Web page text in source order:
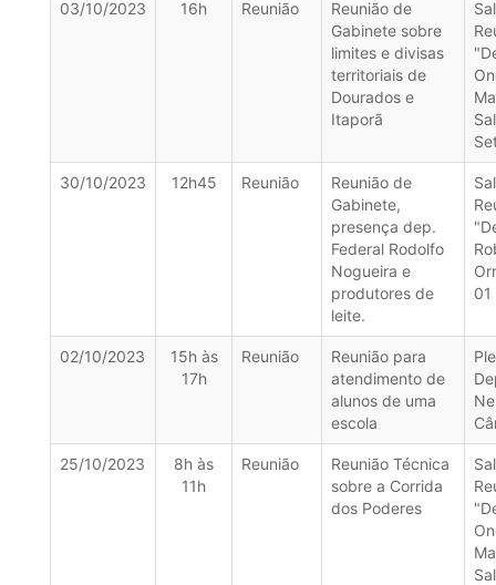
03/10/2023 16h Reunião
Reunião de
Gabinete sobre
limites e divisas
territoriais de
Dourados e
Itaporã
30/10/2023 12h45 Reunião
Reunião de
Gabinete,
presença dep.
Federal Rodolfo
Nogueira e
produtores de
leite.
01
02/10/2023
15h às
17h
Reunião
Reunião para
atendimento de
alunos de uma
escola
25/10/2023
8h às
11h
Reunião
Reunião Técnica
sobre a Corrida
dos Poderes